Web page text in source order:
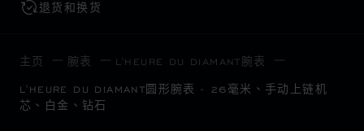
退货和换货
主页 腕表 L'HEURE DU DIAMANT腕表
L'HEURE DU DIAMANT圆形腕表 - 26毫米、手动上链机
芯、白金、钻石